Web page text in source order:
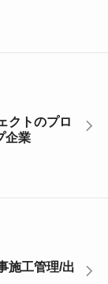
クトのプロ
企業
施工管理/出